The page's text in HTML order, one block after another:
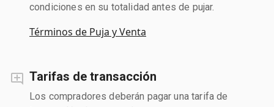
condiciones en su totalidad antes de pujar.
Términos de Puja y Venta
Tarifas de transacción
Los compradores deberán pagar una tarifa de